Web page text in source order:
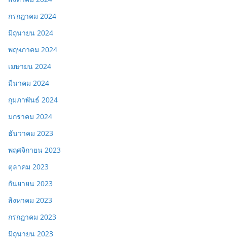
กรกฎาคม 2024
มิถุนายน 2024
พฤษภาคม 2024
เมษายน 2024
มีนาคม 2024
กุมภาพันธ์ 2024
มกราคม 2024
ธันวาคม 2023
พฤศจิกายน 2023
ตุลาคม 2023
กันยายน 2023
สิงหาคม 2023
กรกฎาคม 2023
มิถุนายน 2023